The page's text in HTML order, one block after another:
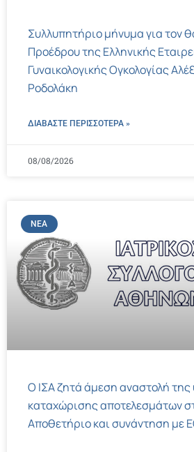
Συλλυπητήριο μήνυμα για τον
Προέδρου της Ελληνικής
Γυναικολογικής Ογκολογίας
Ροδολάκη
ΔΙΑΒΑΣΤΕ ΠΕΡΙΣΣΌΤΕΡΑ »
08/08/2026
ΝΈΑ
Ο ΙΣΑ ζητά άμεση αναστολή
καταχώρισης αποτελεσμάτων
Αποθετήριο και συνάντηση με